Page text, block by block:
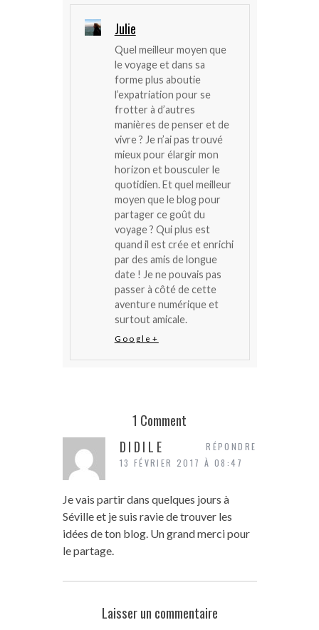
Julie
Quel meilleur moyen que
le voyage et dans sa
forme plus aboutie
l’expatriation pour se
frotter à d’autres
manières de penser et de
vivre ? Je n’ai pas trouvé
mieux pour élargir mon
horizon et bousculer le
quotidien. Et quel meilleur
moyen que le blog pour
partager ce goût du
voyage ? Qui plus est
quand il est crée et enrichi
par des amis de longue
date ! Je ne pouvais pas
passer à côté de cette
aventure numérique et
surtout amicale.
Google+
1 Comment
DIDILE
13 FÉVRIER 2017 À 08:47
Je vais partir dans quelques jours à
Séville et je suis ravie de trouver les
idées de ton blog. Un grand merci pour
le partage.
RÉPONDRE
Laisser un commentaire